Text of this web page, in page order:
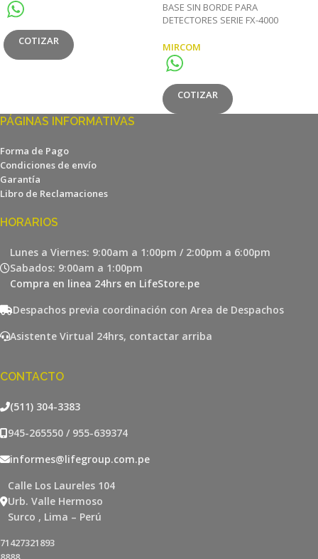
COTIZAR
BASE SIN BORDE PARA
DETECTORES SERIE FX-4000
MIRCOM
COTIZAR
PÁGINAS INFORMATIVAS
Forma de Pago
Condiciones de envío
Garantía
Libro de Reclamaciones
HORARIOS
Lunes a Viernes: 9:00am a 1:00pm / 2:00pm a 6:00pm
Sabados: 9:00am a 1:00pm
Compra en linea 24hrs en LifeStore.pe
Despachos previa coordinación con Area de Despachos
Asistente Virtual 24hrs, contactar arriba
CONTACTO
(511) 304-3383
945-265550 / 955-639374
informes@lifegroup.com.pe
Calle Los Laureles 104
Urb. Valle Hermoso
Surco , Lima – Perú
71427321893